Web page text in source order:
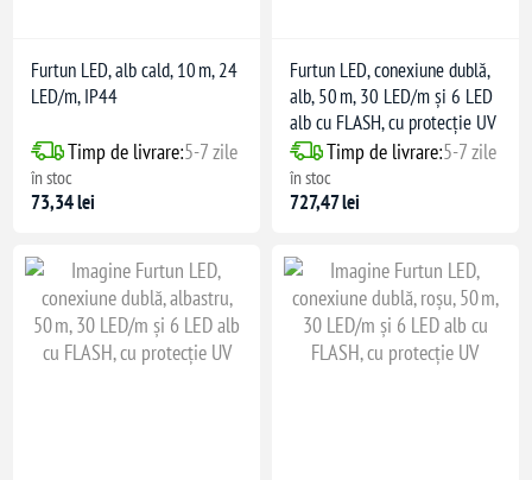
Furtun LED, alb cald, 10 m, 24
LED/m, IP44
Timp de livrare:5-7 zile
în stoc
73,34 lei
Furtun LED, conexiune dublă,
alb, 50 m, 30 LED/m și 6 LED
alb cu FLASH, cu protecție UV
Timp de livrare:5-7 zile
în stoc
727,47 lei